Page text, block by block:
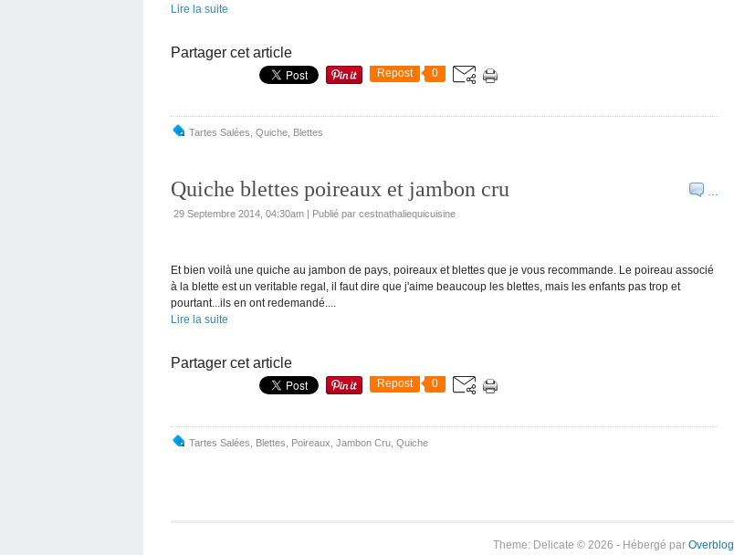
Lire la suite
Partager cet article
Repost 0
Tartes Salées Quiche Blettes
…
Quiche blettes poireaux et jambon cru
29 Septembre 2014, 04:30am | Publié par cestnathaliequicuisine
Et bien voilà une quiche au jambon de pays, poireaux et blettes que je vous recommande. Le poireau associé
à la blette est un veritable regal, il faut dire que j'aime beaucoup les blettes, mais les enfants pas trop et
pourtant...ils en ont redemandé....
Lire la suite
Partager cet article
Repost 0
Tartes Salées Blettes Poireaux Jambon Cru Quiche
Theme: Delicate © 2026 - Hébergé par Overblog